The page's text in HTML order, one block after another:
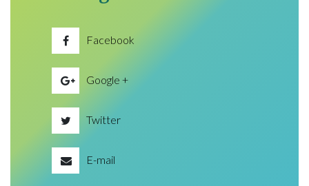
Facebook
Google +
Twitter
E-mail